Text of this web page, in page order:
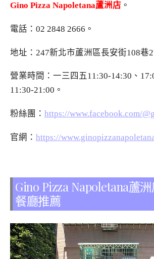
Gino Pizza Napoletana蘆洲店 。
電話： 02 2848 2666 。
地址：247新北市蘆洲區長安街108巷
營業時間：一三四五11:30-14:30、
11:30-21:00。
粉絲團： https://www.facebook.com/
官網： https://
Gino Pizza Napoletana蘆
餐廳推薦